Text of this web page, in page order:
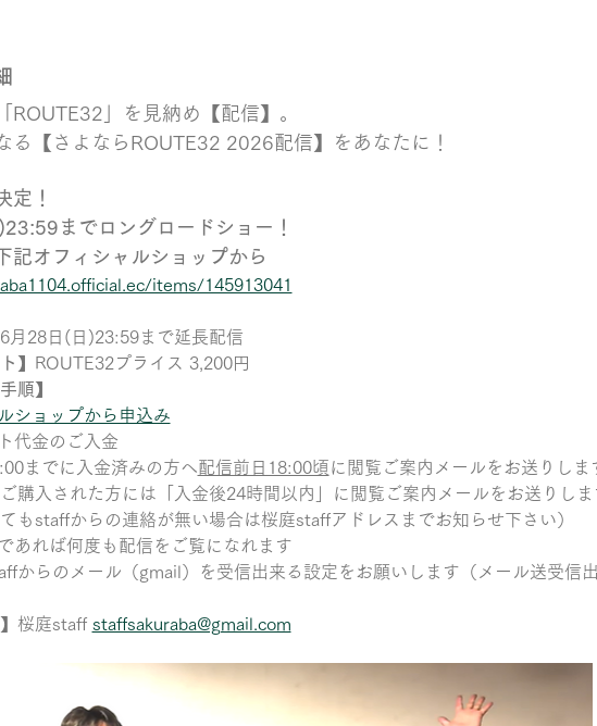
ROUTE32」を見納め【配信】。
る【さよならROUTE32 2026配信】をあなたに！
定！
までロングロードショー！
記オフィシャルショップから
items/145913041
6月28日(日)23:59まで延長配信
】
ROUTE32プライス 3,200円
順】
ショップから申込み
代金のご入金
までに入金済みの方へ配信前日18:00頃 に閲覧ご案内メールをお送りしま
ご購入された方には「入金後24時間以内」に閲覧ご案内メールをお送りしま
てもstaffからの連絡が無い場合は桜庭staffアドレスまでお知らせ下さい）
あれば何度も配信をご覧になれます
からのメール（gmail）を受信出来る設定をお願いします（メール送受信
】桜庭staff staffsakuraba@gmail.com